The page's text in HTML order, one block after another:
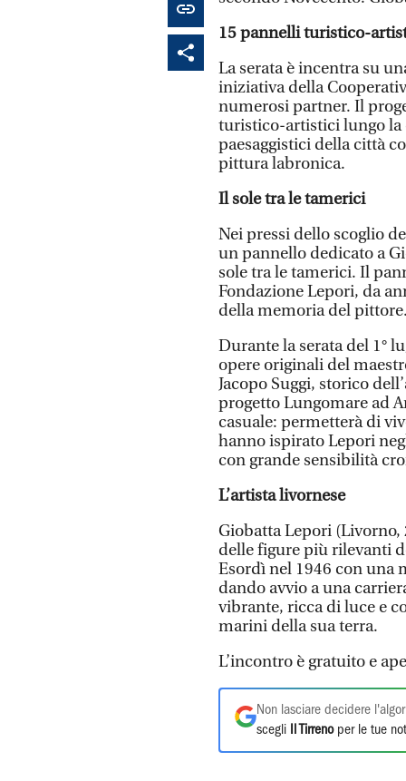
15 pannelli turistico-
La serata è incentra su
iniziativa della
numerosi partner. Il
turistico-artistici lungo la
paesaggistici della città
pittura labronica.
Il sole tra le tamerici
Nei pressi dello scoglio
un pannello dedicato a
sole tra le tamerici. Il
Fondazione Lepori, da
della memoria del
Durante la serata del 1°
opere originali del
Jacopo Suggi, storico
progetto Lungomare ad
casuale: permetterà di
hanno ispirato Lepori
con grande sensibilità
L’artista livornese
Giobatta Lepori
delle figure più rilevanti
Esordì nel 1946 con una
dando avvio a una
vibrante, ricca di luce e
marini della sua terra.
L’incontro è gratuito e
Non lasciare decidere
scegli
Il Tirrenoper le tue